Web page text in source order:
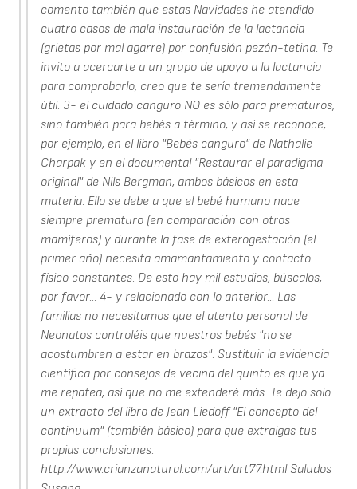
comento también que estas Navidades he atendido
cuatro casos de mala instauración de la lactancia
(grietas por mal agarre) por confusión pezón-tetina. Te
invito a acercarte a un grupo de apoyo a la lactancia
para comprobarlo, creo que te sería tremendamente
útil. 3- el cuidado canguro NO es sólo para prematuros,
sino también para bebés a término, y así se reconoce,
por ejemplo, en el libro "Bebés canguro" de Nathalie
Charpak y en el documental "Restaurar el paradigma
original" de Nils Bergman, ambos básicos en esta
materia. Ello se debe a que el bebé humano nace
siempre prematuro (en comparación con otros
mamíferos) y durante la fase de exterogestación (el
primer año) necesita amamantamiento y contacto
físico constantes. De esto hay mil estudios, búscalos,
por favor... 4- y relacionado con lo anterior... Las
familias no necesitamos que el atento personal de
Neonatos controléis que nuestros bebés "no se
acostumbren a estar en brazos". Sustituir la evidencia
científica por consejos de vecina del quinto es que ya
me repatea, así que no me extenderé más. Te dejo solo
un extracto del libro de Jean Liedoff "El concepto del
continuum" (también básico) para que extraigas tus
propias conclusiones:
http://www.crianzanatural.com/art/art77.html Saludos